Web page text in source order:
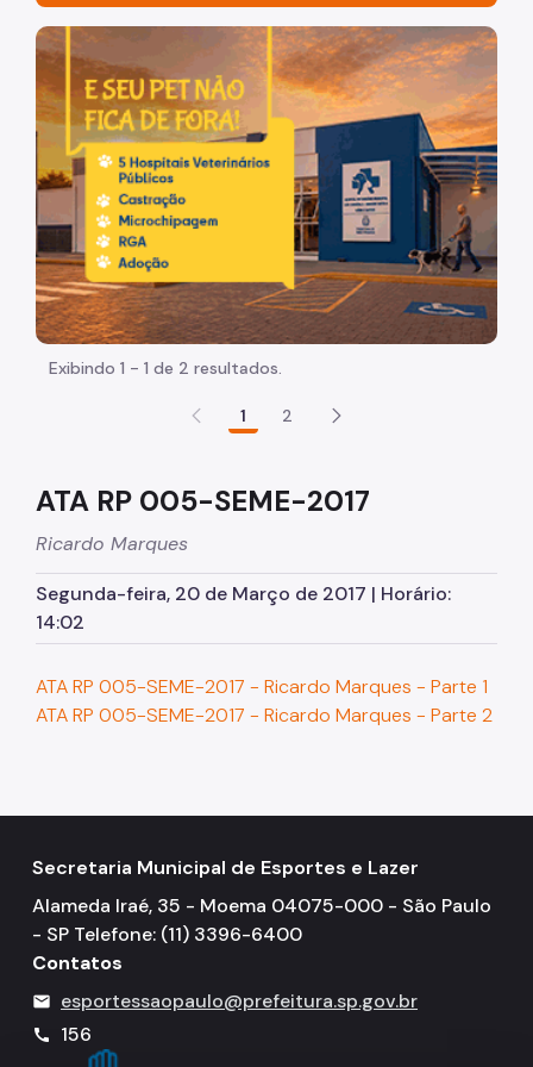
Contratos
Chamamentos
Parcerias
Despachos Autorizatórios
Portarias
Atas de RP
Tabela Referencial
Imagem de um cachorro caramelo e uma gata rajada,
Exibindo 1 - 1 de 2 resultados.
1 2
ATA RP 005-SEME-2017
Ricardo Marques
Segunda-feira, 20 de Março de 2017 | Horário:
14:02
ATA RP 005-SEME-2017 - Ricardo Marques - Parte 1
ATA RP 005-SEME-2017 - Ricardo Marques - Parte 2
Secretaria Municipal de Esportes e Lazer
Alameda Iraé, 35 - Moema 04075-000 - São Paulo
- SP Telefone: (11) 3396-6400
Contatos
mail esportessaopaulo@prefeitura.sp.gov.br
call 156